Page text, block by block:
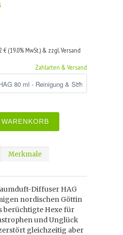
€ (19.0% MwSt.) & zzgl. Versand
Zahlarten & Versand
Merkmale
Diffuser HAG
nordischen Göttin
berüchtigte Hexe für
und Unglück
gleichzeitig aber